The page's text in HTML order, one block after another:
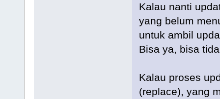
Kalau nanti
yang belum
untuk ambil
Bisa ya, bisa
Kalau proses
(replace), yang